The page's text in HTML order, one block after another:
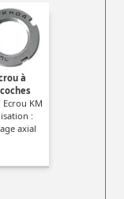
à
Ecrou KM
:
axial